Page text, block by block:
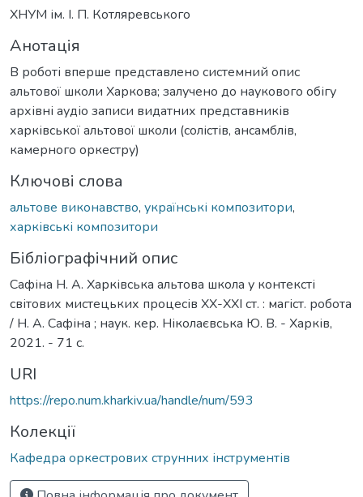
ХНУМ ім. І. П. Котляревського
Анотація
В роботі вперше представлено системний опис
альтової школи Харкова; залучено до наукового обігу
архівні аудіо записи видатних представників
харківської альтової школи (солістів, ансамблів,
камерного оркестру)
Ключові слова
альтове виконавство, українські композитори,
харківські композитори
Бібліографічний опис
Сафіна Н. А. Харківська альтова школа у контексті
світових мистецьких процесів ХХ-ХХІ ст. : магіст. робота
/ Н. А. Сафіна ; наук. кер. Ніколаєвська Ю. В. - Харків,
2021. - 71 с.
URI
https://repo.num.kharkiv.ua/handle/num/593
Колекції
Кафедра оркестрових струнних інструментів